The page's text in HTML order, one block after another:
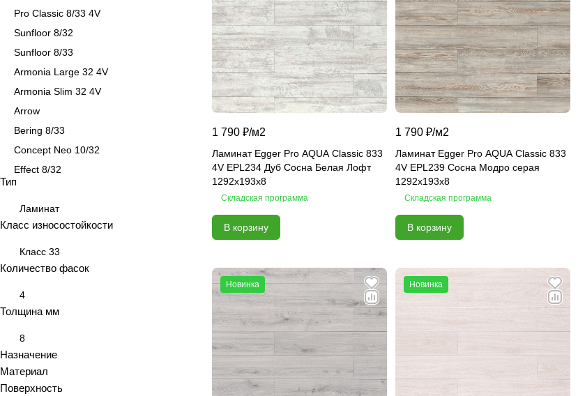
1 790 ₽/м2
Ламинат Egger Pro AQUA Classic 833
4V EPL234 Дуб Сосна Белая Лофт
1292x193x8
Складская программа
В корзину
1 790 ₽/м2
Ламинат Egger Pro AQUA Classic 833
4V EPL239 Сосна Модро серая
1292x193x8
Складская программа
В корзину
Новинка Новинка
Pro Classic 8/33 4V
Sunfloor 8/32
Sunfloor 8/33
Armonia Large 32 4V
Armonia Slim 32 4V
Arrow
Bering 8/33
Concept Neo 10/32
Effect 8/32
Effect Elegance 12/33 4V
Floorpan Black
Floorpan Color Block
Floorpan Emerald
Floorpan Grey
Floorpan Violet
La Moena Monte Cristallo
Тип
Ламинат
Класс износостойкости
Класс 33
Количество фасок
4
Толщина мм
8
Назначение
Материал
Поверхность